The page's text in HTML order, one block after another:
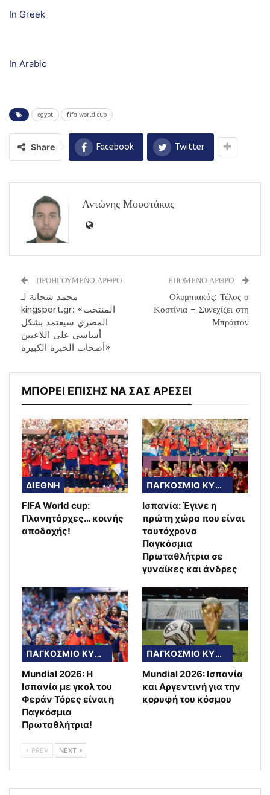
In Greek
In Arabic
egypt fifa world cup
Share Facebook Twitter
Αντώνης Μουστάκας
ΠΡΟΗΓΟΥΜΕΝΟ ΑΡΘΡΟ
محمد شحاتة لـ
kingsport.gr: «المنتخب
المصري سيعتمد بشكل
أساسي على اللاعبين
أصحاب الخبرة الكبيرة»
ΕΠΟΜΕΝΟ ΑΡΘΡΟ
Ολυμπιακός: Τέλος ο
Κοστίνια – Συνεχίζει στη
Μπράιτον
ΜΠΟΡΕΙ ΕΠΙΣΗΣ ΝΑ ΣΑΣ ΑΡΕΣΕΙ
ΔΙΕΘΝΗ
FIFA World cup:
Πλανητάρχες… κοινής
αποδοχής!
ΠΑΓΚΟΣΜΙΟ ΚΥΠΕΛΛΟ
Ισπανία: Έγινε η
πρώτη χώρα που είναι
ταυτόχρονα
Παγκόσμια
Πρωταθλήτρια σε
γυναίκες και άνδρες
ΠΑΓΚΟΣΜΙΟ ΚΥΠΕΛΛΟ
Mundial 2026: Η
Ισπανία με γκολ του
Φεράν Τόρες είναι η
Παγκόσμια
Πρωταθλήτρια!
ΠΑΓΚΟΣΜΙΟ ΚΥΠΕΛΛΟ
Mundial 2026: Ισπανία
και Αργεντινή για την
κορυφή του κόσμου
PREV NEXT